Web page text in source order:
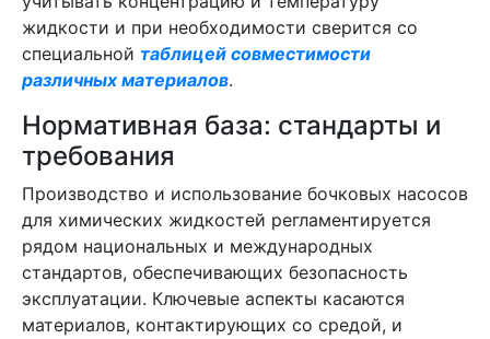
жидкости и при необходимости сверится со
специальной таблицей совместимости
различных материалов.
Нормативная база: стандарты и
требования
Производство и использование бочковых насосов
для химических жидкостей регламентируется
рядом национальных и международных
стандартов, обеспечивающих безопасность
эксплуатации. Ключевые аспекты касаются
материалов, контактирующих со средой, и